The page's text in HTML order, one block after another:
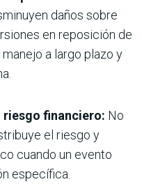
daños sobre
en reposición de
a largo plazo y
riesgo financiero: No
el riesgo y
cuando un evento
específica.